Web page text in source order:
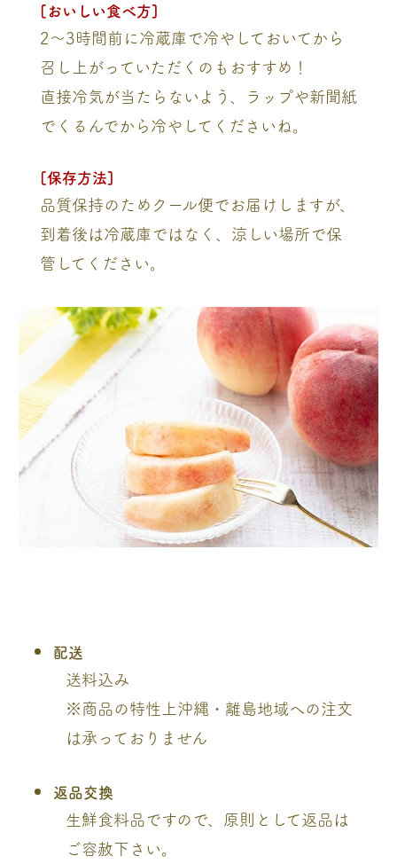
[おいしい食べ方]
2〜3時間前に冷蔵庫で冷やしておいてから
召し上がっていただくのもおすすめ！
直接冷気が当たらないよう、ラップや新聞紙
でくるんでから冷やしてくださいね。
[保存方法]
品質保持のためクール便でお届けしますが、
到着後は冷蔵庫ではなく、涼しい場所で保
管してください。
配送
送料込み
※商品の特性上沖縄・離島地域への注文
は承っておりません
返品交換
生鮮食料品ですので、原則として返品は
ご容赦下さい。